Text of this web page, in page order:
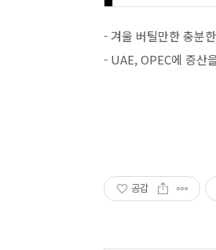
- 겨울 버틸만한 충분
- UAE, OPEC에 증산
공감